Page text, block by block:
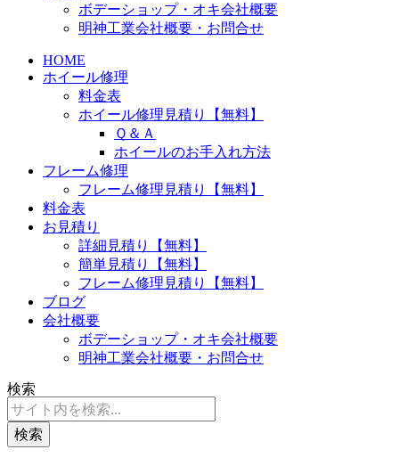
ボデーショップ・オキ会社概要
明神工業会社概要・お問合せ
HOME
ホイール修理
料金表
ホイール修理見積り【無料】
Ｑ＆Ａ
ホイールのお手入れ方法
フレーム修理
フレーム修理見積り【無料】
料金表
お見積り
詳細見積り【無料】
簡単見積り【無料】
フレーム修理見積り【無料】
ブログ
会社概要
ボデーショップ・オキ会社概要
明神工業会社概要・お問合せ
検索
検索